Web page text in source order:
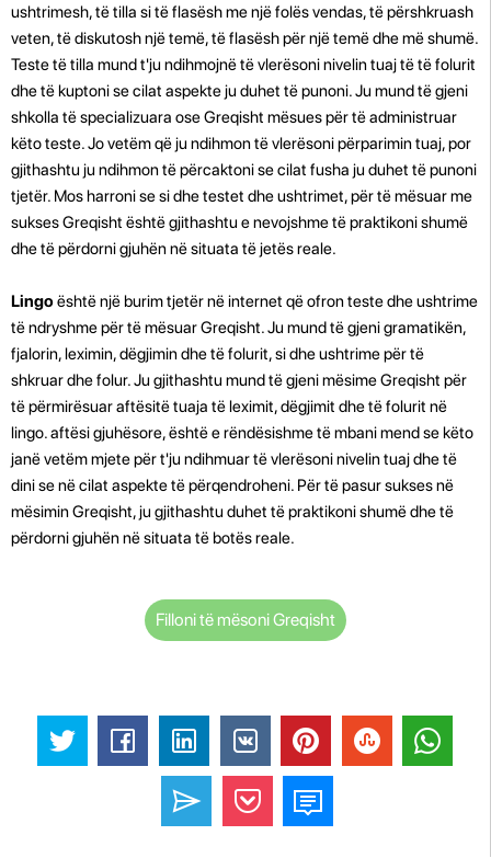
ushtrimesh, të tilla si të flasësh me një folës vendas, të përshkruash
veten, të diskutosh një temë, të flasësh për një temë dhe më shumë.
Teste të tilla mund t'ju ndihmojnë të vlerësoni nivelin tuaj të të folurit
dhe të kuptoni se cilat aspekte ju duhet të punoni. Ju mund të gjeni
shkolla të specializuara ose Greqisht mësues për të administruar
këto teste. Jo vetëm që ju ndihmon të vlerësoni përparimin tuaj, por
gjithashtu ju ndihmon të përcaktoni se cilat fusha ju duhet të punoni
tjetër. Mos harroni se si dhe testet dhe ushtrimet, për të mësuar me
sukses Greqisht është gjithashtu e nevojshme të praktikoni shumë
dhe të përdorni gjuhën në situata të jetës reale.
Lingoështë një burim tjetër në internet që ofron teste dhe ushtrime
të ndryshme për të mësuar Greqisht. Ju mund të gjeni gramatikën,
fjalorin, leximin, dëgjimin dhe të folurit, si dhe ushtrime për të
shkruar dhe folur. Ju gjithashtu mund të gjeni mësime Greqisht për
të përmirësuar aftësitë tuaja të leximit, dëgjimit dhe të folurit në
lingo. aftësi gjuhësore, është e rëndësishme të mbani mend se këto
janë vetëm mjete për t'ju ndihmuar të vlerësoni nivelin tuaj dhe të
dini se në cilat aspekte të përqendroheni. Për të pasur sukses në
mësimin Greqisht, ju gjithashtu duhet të praktikoni shumë dhe të
përdorni gjuhën në situata të botës reale.
Filloni të mësoni Greqisht